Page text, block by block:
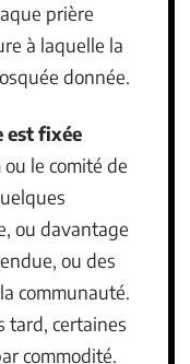
prière
à laquelle la
donnée.
est fixée
ou le comité de
ou davantage
ou des
communauté.
tard, certaines
commodité.